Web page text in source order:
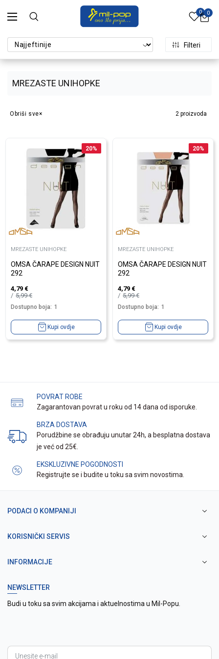
0 0
MREZASTE UNIHOPKE
Filteri
2 proizvoda
Obriši sve
20%
MREZASTE UNIHOPKE
OMSA ČARAPE DESIGN NUIT
292
4,79 €
5,99€
Dostupno boja: 1
Kupi ovdje
20%
MREZASTE UNIHOPKE
OMSA ČARAPE DESIGN NUIT
292
4,79 €
5,99€
Dostupno boja: 1
Kupi ovdje
POVRAT ROBE
Zagarantovan povrat u roku od 14 dana od isporuke.
BRZA DOSTAVA
Porudžbine se obrađuju unutar 24h, a besplatna dostava
je već od 25€.
EKSKLUZIVNE POGODNOSTI
Registrujte se i budite u toku sa svim novostima.
PODACI O KOMPANIJI
KORISNIČKI SERVIS
INFORMACIJE
NEWSLETTER
Budi u toku sa svim akcijama i aktuelnostima u Mil-Popu.